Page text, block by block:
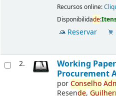
Recursos online:
Disponibilidade:
Reservar
2. Working
Procurement
porConselho
Resende,